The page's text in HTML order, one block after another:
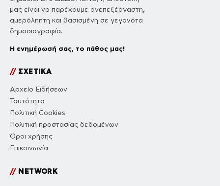
μας είναι να παρέχουμε ανεπεξέργαστη,
αμερόληπτη και βασισμένη σε γεγονότα
δημοσιογραφία.
Η ενημέρωσή σας, το πάθος μας!
//ΣΧΕΤΙΚΑ
Αρχείο Ειδήσεων
Ταυτότητα
Πολιτική Cookies
Πολιτική προστασίας δεδομένων
Όροι χρήσης
Επικοινωνία
//NETWORK